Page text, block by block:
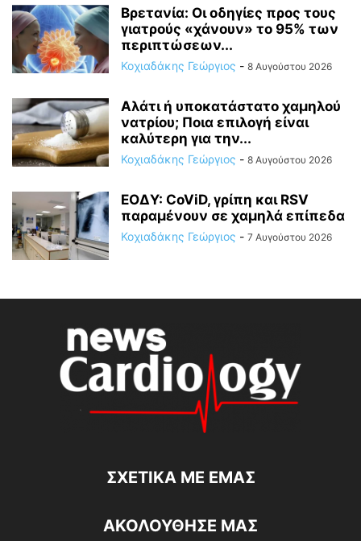
Βρετανία: Οι οδηγίες προς τους
γιατρούς «χάνουν» το 95% των
περιπτώσεων...
Κοχιαδάκης Γεώργιος - 8 Αυγούστου 2026
Αλάτι ή υποκατάστατο χαμηλού
νατρίου; Ποια επιλογή είναι
καλύτερη για την...
Κοχιαδάκης Γεώργιος - 8 Αυγούστου 2026
ΕΟΔΥ: CoViD, γρίπη και RSV
παραμένουν σε χαμηλά επίπεδα
Κοχιαδάκης Γεώργιος - 7 Αυγούστου 2026
ΣΧΕΤΙΚΆ ΜΕ ΕΜΆΣ
ΑΚΟΛΟΥΘΗΣΕ ΜΑΣ